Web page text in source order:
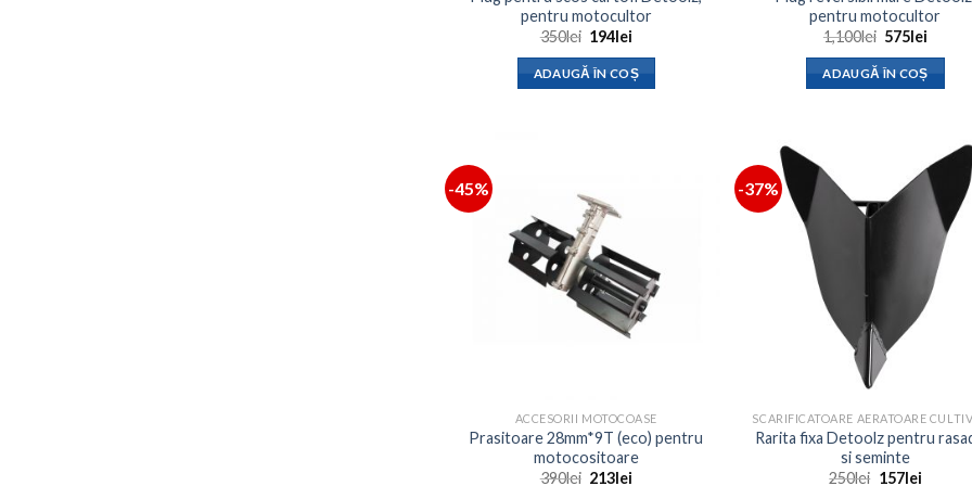
pentru motocultor
350lei Prețul
a
fost:
194leiPrețul
este:
194lei.
ADAUGĂ ÎN COȘ
pentru motocultor
1,100lei Prețul
a
fost:
575lei
este:
575lei.
ADAUGĂ ÎN COȘ
-45%
ACCESORII MOTOCOASE
Prasitoare 28mm*9T (eco) pentru
motocositoare
390lei Prețul
213leiPrețul
-37%
Rarita fixa Detoolz pentru
si seminte
250lei Prețul
157leiPrețul